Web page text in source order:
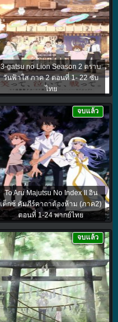
3-gatsu no Lion Season 2 ตราบ
วันฟ้าใส ภาค 2 ตอนที่ 1- 22 ซับ
ไทย
To Aru Majutsu No Index II อิน
เด็กซ์ คัมภีร์คาถาต้องห้าม (ภาค2)
ตอนที่ 1-24 พากย์ไทย
จบแล้ว
จบแล้ว